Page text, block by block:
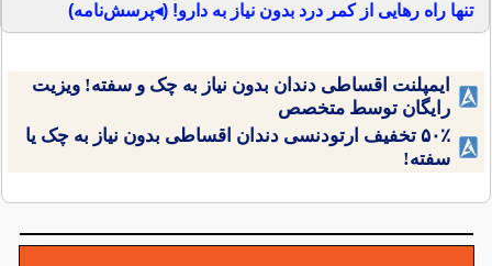
تنها راه رهایی از کمر درد بدون نیاز به دارو! (◂پرسش‌نامه)
ایمپلنت اقساطی دندان بدون نیاز به چک و سفته! ویزیت
رایگان توسط متخصص
۵۰٪ تخفیف ارتودنسی دندان اقساطی بدون نیاز به چک یا
سفته!